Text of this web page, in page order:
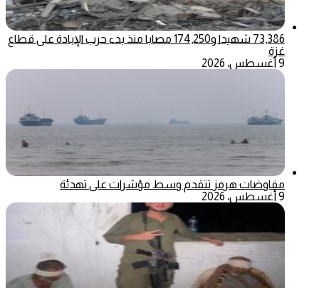
73,386 شهيدا و174,250 مصابا منذ بدء حرب الإبادة على قطاع
غزة
9 أغسطس، 2026
مفاوضات هرمز تتقدم وسط مؤشرات على تهدئة
9 أغسطس، 2026